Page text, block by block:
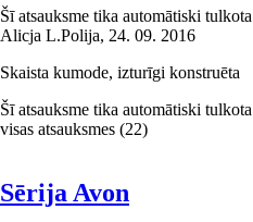
Šī atsauksme tika automātiski
Alicja L.Polija, 24. 09. 2016
Skaista kumode, izturīgi konstruēta
Šī atsauksme tika automātiski
visas atsauksmes (22)
Sērija Avon